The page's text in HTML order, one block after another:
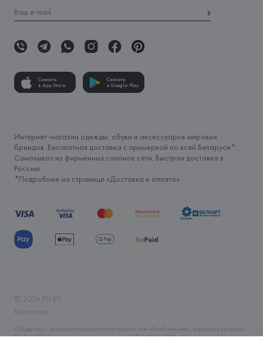
Скачать
в App Store
Скачать
в Google Play
Интернет-магазин одежды, обуви и аксессуаров мировых
брендов. Бесплатная доставка с примеркой по всей Беларуси*.
Самовывоз из фирменных салонов сети. Быстрая доставка в
Россию.
*Подробнее на странице «Доставка и оплата»
© 2026 FH.BY
Карта сайта
Общество с дополнительной ответственностью «БелВиринея» зарегистрировано
06.04.2006 Минским горисполкомом. УНП 190706320. Юр.адрес: г. Минск, ул.